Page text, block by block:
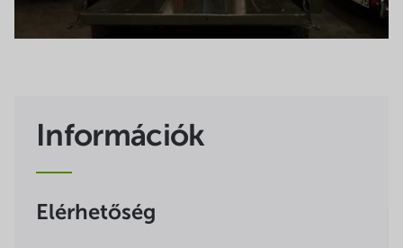
Választási információk
Egyesületek, alapítványok
Információk
Elérhetőség